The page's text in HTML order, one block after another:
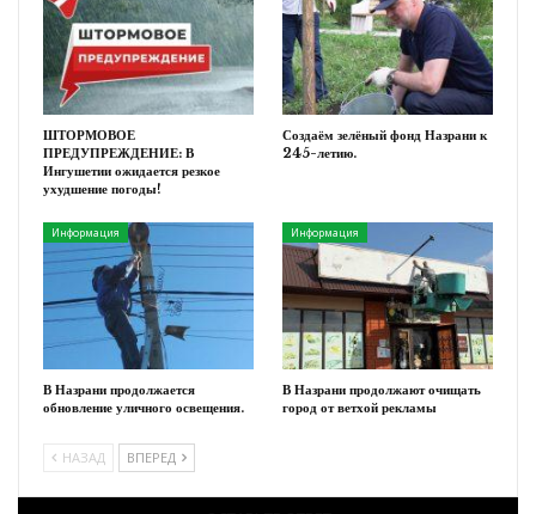
ШТОРМОВОЕ
ПРЕДУПРЕЖДЕНИЕ: В
Ингушетии ожидается резкое
ухудшение погоды!
Создаём зелёный фонд Назрани к
245-летию.
Информация
В Назрани продолжается
обновление уличного освещения.
Информация
В Назрани продолжают очищать
город от ветхой рекламы
НАЗАД ВПЕРЕД